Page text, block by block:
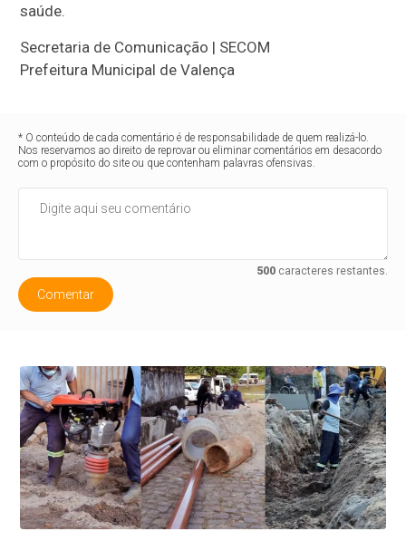
saúde.
Secretaria de Comunicação | SECOM
Prefeitura Municipal de Valença
* O conteúdo de cada comentário é de responsabilidade de quem realizá-lo.
Nos reservamos ao direito de reprovar ou eliminar comentários em desacordo
com o propósito do site ou que contenham palavras ofensivas.
500caracteres restantes.
Comentar